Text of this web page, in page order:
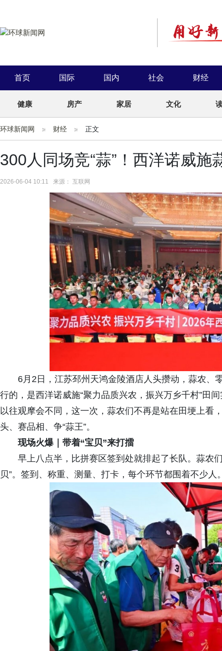
首页 国际 国内 社会 财经
健康 房产 家居 文化
环球新闻网 财经 正文
300人同场竞“蒜”！西洋诺威施
2026-06-04 10:11 来源： 互联网
6月2日，江苏邳州天鸿金陵酒店人头攒动，蒜农、
行的，是西洋诺威施“聚力品质兴农，振兴万乡千村”田
以往观摩会不同，这一次，蒜农们不再是站在田埂上看
头、赛品相、争“蒜王”。
现场火爆｜带着“宝贝”来打擂
早上八点半，比拼赛区签到处就排起了长队。蒜农
贝”。签到、称重、测量、打卡，每个环节都围着不少人